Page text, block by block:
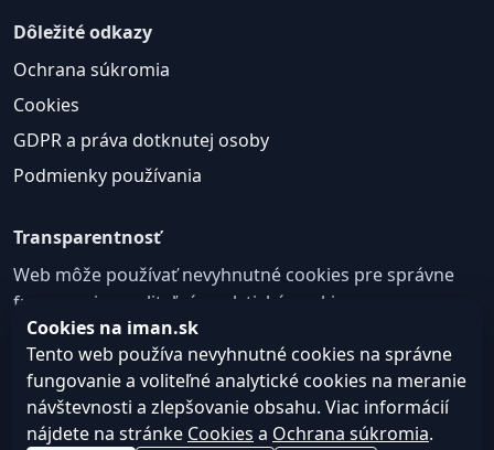
Dôležité odkazy
Ochrana súkromia
Cookies
GDPR a práva dotknutej osoby
Podmienky používania
Transparentnosť
Web môže používať nevyhnutné cookies pre správne
fungovanie a voliteľné analytické cookies na
zlepšovanie obsahu a používateľskej skúsenosti.
Nastavenie cookies
© 2026 Web design, tvorba webu a SEO –Consultee,
Cookies na iman.sk
Tento web používa nevyhnutné cookies na správne
fungovanie a voliteľné analytické cookies na meranie
návštevnosti a zlepšovanie obsahu. Viac informácií
nájdete na stránke Cookies a Ochrana súkromia.